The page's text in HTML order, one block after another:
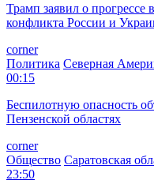
Трамп заявил о прогрессе
конфликта России и
corner
Политика Северная
00:15
Беспилотную опасность
Пензенской областях
corner
Общество Саратовская
23:50